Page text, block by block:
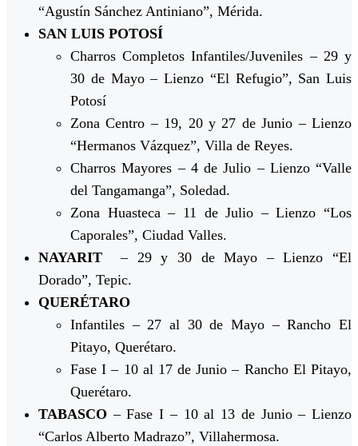
“Agustín Sánchez Antiniano”, Mérida.
SAN LUIS POTOSÍ
Charros Completos Infantiles/Juveniles – 29 y
30 de Mayo – Lienzo “El Refugio”, San Luis
Potosí
Zona Centro – 19, 20 y 27 de Junio – Lienzo
“Hermanos Vázquez”, Villa de Reyes.
Charros Mayores – 4 de Julio – Lienzo “Valle
del Tangamanga”, Soledad.
Zona Huasteca – 11 de Julio – Lienzo “Los
Caporales”, Ciudad Valles.
NAYARIT – 29 y 30 de Mayo – Lienzo “El
Dorado”, Tepic.
QUERÉTARO
Infantiles – 27 al 30 de Mayo – Rancho El
Pitayo, Querétaro.
Fase I – 10 al 17 de Junio – Rancho El Pitayo,
Querétaro.
TABASCO– Fase I – 10 al 13 de Junio – Lienzo
“Carlos Alberto Madrazo”, Villahermosa.